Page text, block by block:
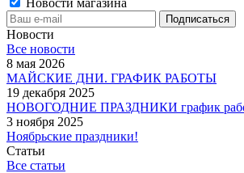
Новости магазина
Новости
Все новости
8 мая 2026
МАЙСКИЕ ДНИ. ГРАФИК РАБОТЫ
19 декабря 2025
НОВОГОДНИЕ ПРАЗДНИКИ график
3 ноября 2025
Ноябрьские праздники!
Статьи
Все статьи